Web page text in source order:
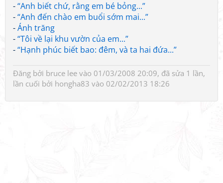
-“Anh biết chứ, rằng em bé bỏng...”
-“Anh đến chào em buổi sớm mai...”
-Ánh trăng
-“Tôi về lại khu vườn của em...”
-“Hạnh phúc biết bao: đêm, và ta hai đứa...”
Đăng bởi bruce lee vào 01/03/2008 20:09, đã sửa 1 lần,
lần cuối bởi hongha83 vào 02/02/2013 18:26